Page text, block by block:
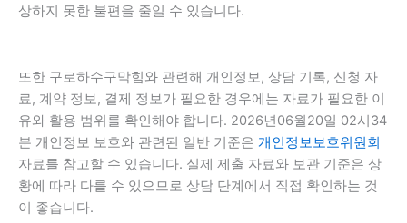
상하지 못한 불편을 줄일 수 있습니다.
또한 구로하수구막힘와 관련해 개인정보, 상담 기록, 신청 자
료, 계약 정보, 결제 정보가 필요한 경우에는 자료가 필요한 이
유와 활용 범위를 확인해야 합니다. 2026년06월20일 02시34
분 개인정보 보호와 관련된 일반 기준은 개인정보보호위원회
자료를 참고할 수 있습니다. 실제 제출 자료와 보관 기준은 상
황에 따라 다를 수 있으므로 상담 단계에서 직접 확인하는 것
이 좋습니다.